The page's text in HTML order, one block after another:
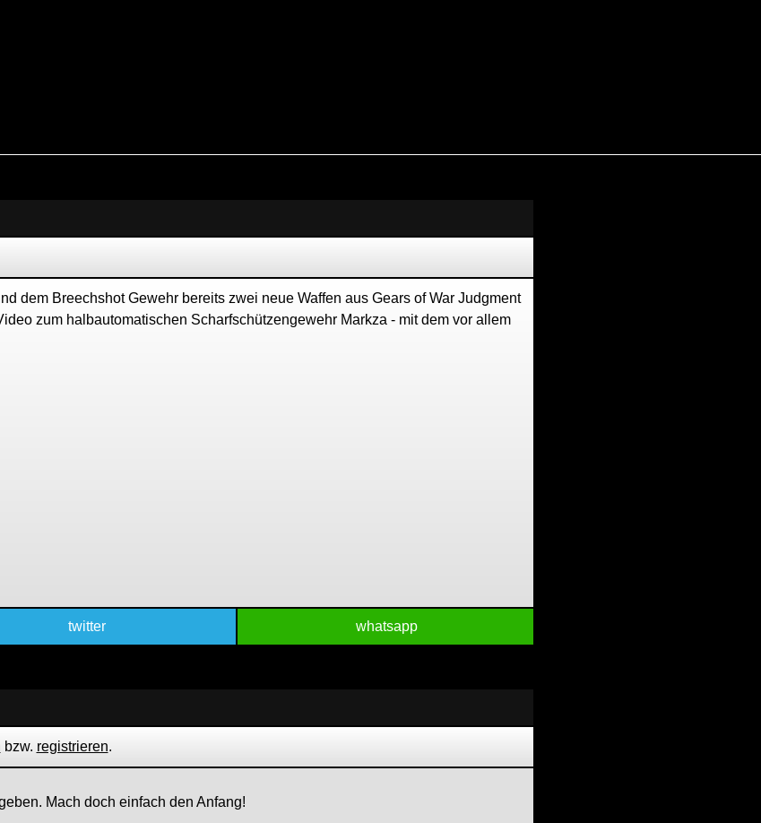
dem Breechshot Gewehr bereits zwei neue Waffen aus Gears of War Judgment
zum halbautomatischen Scharfschützengewehr Markza - mit dem vor allem
twitter whatsapp
bzw. registrieren.
Mach doch einfach den Anfang!